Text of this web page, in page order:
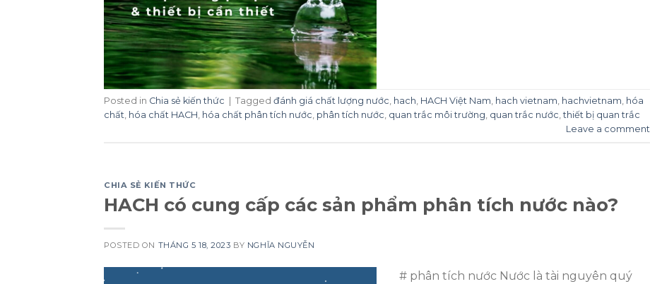
Posted in Chia sẻ kiến thức Tagged đánh giá chất lượng nước hach HACH Việt Nam hach vietnam hachvietnam hóa
chất hóa chất HACH hóa chất phân tích nước phân tích nước quan trắc môi trường quan trắc nước ,thiết bị quan trắc
Leave a comment
CHIA SẺ KIẾN THỨC
HACH có cung cấp các sản phẩm phân tích nước nào?
POSTED ON THÁNG 5 18, 2023 BY NGHĨA NGUYỄN
# phân tích nước Nước là tài nguyên quý